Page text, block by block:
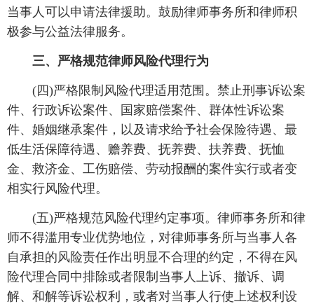
当事人可以申请法律援助。鼓励律师事务所和律师积
极参与公益法律服务。
三、严格规范律师风险代理行为
(四)严格限制风险代理适用范围。禁止刑事诉讼案
件、行政诉讼案件、国家赔偿案件、群体性诉讼案
件、婚姻继承案件，以及请求给予社会保险待遇、最
低生活保障待遇、赡养费、抚养费、扶养费、抚恤
金、救济金、工伤赔偿、劳动报酬的案件实行或者变
相实行风险代理。
(五)严格规范风险代理约定事项。律师事务所和律
师不得滥用专业优势地位，对律师事务所与当事人各
自承担的风险责任作出明显不合理的约定，不得在风
险代理合同中排除或者限制当事人上诉、撤诉、调
解、和解等诉讼权利，或者对当事人行使上述权利设